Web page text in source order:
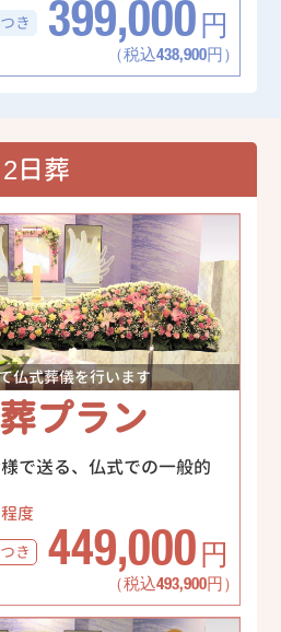
つき 399,000 円
（税込438,900円）
2日葬
仏式葬儀を行います
プラン
で送る、仏式での一般的
度
つき 449,000 円
（税込493,900円）